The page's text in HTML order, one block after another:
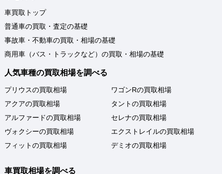
車買取トップ
普通車の買取・査定の基礎
事故車・不動車の買取・相場の基礎
商用車（バス・トラックなど）の買取・相場の基礎
人気車種の買取相場を調べる
プリウスの買取相場
アクアの買取相場
アルファードの買取相場
ヴォクシーの買取相場
フィットの買取相場
ワゴンRの買取相場
タントの買取相場
セレナの買取相場
エクストレイルの買取相場
デミオの買取相場
車買取相場を調べる